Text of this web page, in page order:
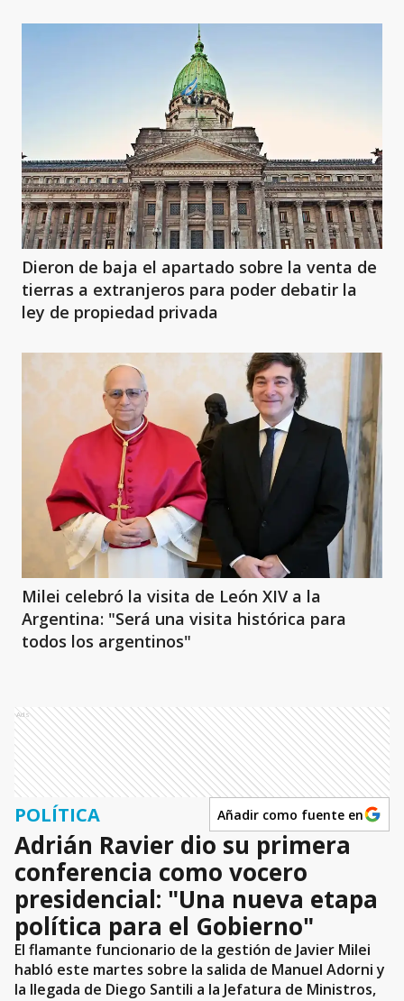
Dieron de baja el apartado sobre la venta de
tierras a extranjeros para poder debatir la
ley de propiedad privada
Milei celebró la visita de León XIV a la
Argentina: "Será una visita histórica para
todos los argentinos"
Ads
POLÍTICA Añadir como fuente en
Adrián Ravier dio su primera
conferencia como vocero
presidencial: "Una nueva etapa
política para el Gobierno"
El flamante funcionario de la gestión de Javier Milei
habló este martes sobre la salida de Manuel Adorni y
la llegada de Diego Santili a la Jefatura de Ministros,